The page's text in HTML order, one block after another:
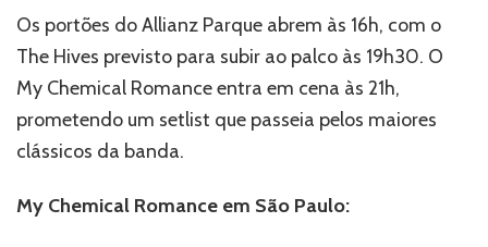
Os portões do Allianz Parque abrem às 16h, com o
The Hives previsto para subir ao palco às 19h30. O
My Chemical Romance entra em cena às 21h,
prometendo um setlist que passeia pelos maiores
clássicos da banda.
My Chemical Romance em São Paulo: